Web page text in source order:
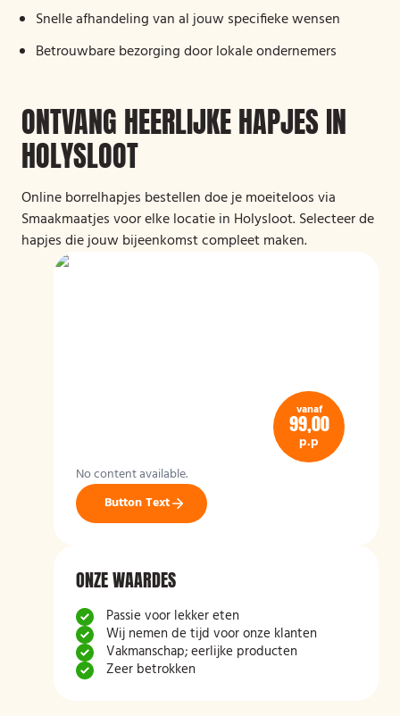
Snelle afhandeling van al jouw specifieke wensen
Betrouwbare bezorging door lokale ondernemers
ONTVANG HEERLIJKE HAPJES IN
HOLYSLOOT
Online borrelhapjes bestellen doe je moeiteloos via
Smaakmaatjes voor elke locatie in Holysloot. Selecteer de
hapjes die jouw bijeenkomst compleet maken.
vanaf
99,00
p.p
No content available.
Button Text
ONZE WAARDES
Passie voor lekker eten
Wij nemen de tijd voor onze klanten
Vakmanschap; eerlijke producten
Zeer betrokken